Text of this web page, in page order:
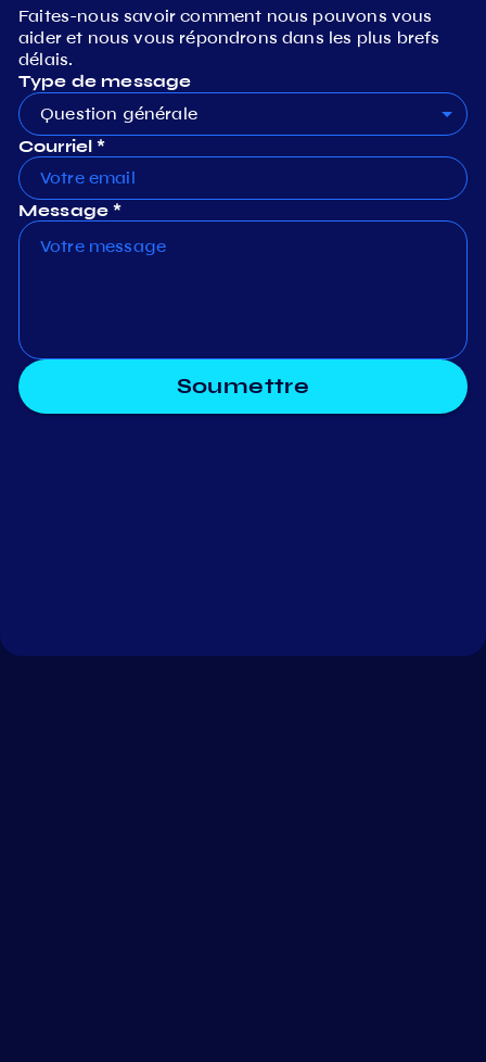
Faites-nous savoir comment nous pouvons vous
aider et nous vous répondrons dans les plus brefs
délais.
Type de message
Question générale
Courriel *
Message *
Soumettre